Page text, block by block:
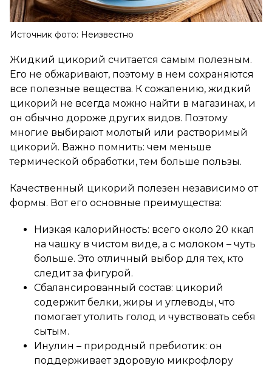
Источник фото: Неизвестно
Жидкий цикорий считается самым полезным.
Его не обжаривают, поэтому в нем сохраняются
все полезные вещества. К сожалению, жидкий
цикорий не всегда можно найти в магазинах, и
он обычно дороже других видов. Поэтому
многие выбирают молотый или растворимый
цикорий. Важно помнить: чем меньше
термической обработки, тем больше пользы.
Качественный цикорий полезен независимо от
формы. Вот его основные преимущества:
Низкая калорийность: всего около 20 ккал
на чашку в чистом виде, а с молоком – чуть
больше. Это отличный выбор для тех, кто
следит за фигурой.
Сбалансированный состав: цикорий
содержит белки, жиры и углеводы, что
помогает утолить голод и чувствовать себя
сытым.
Инулин – природный пребиотик: он
поддерживает здоровую микрофлору